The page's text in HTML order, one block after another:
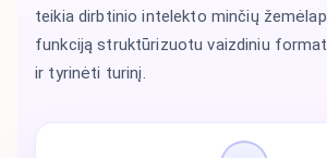
teikia dirbtinio intelekto minčių
funkciją struktūrizuotu vaizdiniu
ir tyrinėti turinį.